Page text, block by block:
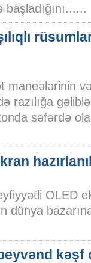
başladığını......
və
razılığa
səfərdə
OLED
dünya
kəşf